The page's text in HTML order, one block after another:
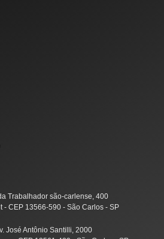
Trabalhador são-carlense, 400
- CEP 13566-590 - São Carlos - SP
José Antônio Santilli, 2000